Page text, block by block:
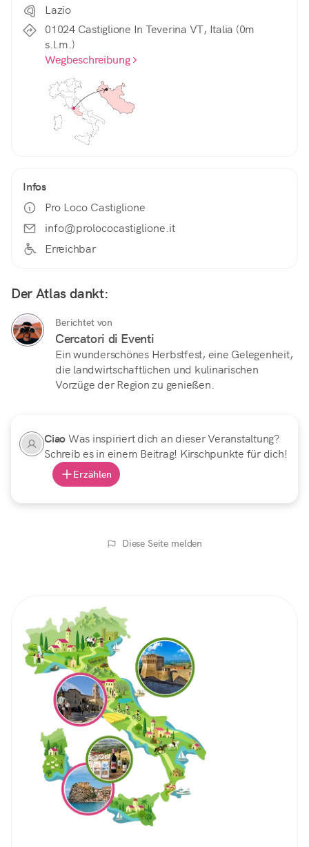
Lazio
01024 Castiglione In Teverina VT, Italia (0m
s.l.m.)
Wegbeschreibung
Infos
Pro Loco Castiglione
info@prolococastiglione.it
Erreichbar
Der Atlas dankt:
Berichtet von
Cercatori di Eventi
Ein wunderschönes Herbstfest, eine Gelegenheit,
die landwirtschaftlichen und kulinarischen
Vorzüge der Region zu genießen.
CiaoWas inspiriert dich an dieser Veranstaltung?
Schreib es in einem Beitrag! Kirschpunkte für dich!
Erzählen
Diese Seite melden